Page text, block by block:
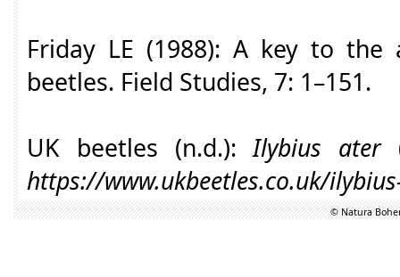
Friday LE (1988): A key to
beetles. Field Studies, 7: 1–151.
UK beetles (n.d.):Ilybius ater
https://www.ukbeetles.co.uk/
© Natura